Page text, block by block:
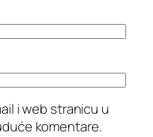
i web stranicu u
komentare.